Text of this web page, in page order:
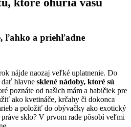
ľahko a priehľadne
nájde naozaj veľké uplatnenie. Do
dať hlavne sklené nádoby, ktoré sú
poznáte od našich mám a babičiek pre
ako kvetináče, krčahy či dokonca
a položiť do obývačky ako exotický
sklo? V prvom rade pôsobí veľmi